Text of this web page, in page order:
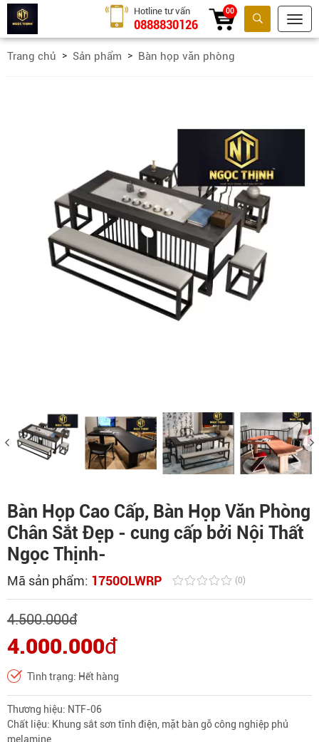
Tìm kiếm
Hotline tư vấn
0888830126
00
Trang chủ Sản phẩm Bàn họp văn phòng
Bàn Họp Cao Cấp, Bàn Họp Văn Phòng
Chân Sắt Đẹp - cung cấp bởi Nội Thất
Ngọc Thịnh-
Mã sản phẩm: 1750OLWRP (0)
4.500.000đ
4.000.000đ
Tình trạng: Hết hàng
Thương hiệu: NTF-06
Chất liệu: Khung sắt sơn tĩnh điện, mặt bàn gỗ công nghiệp phủ
melamine